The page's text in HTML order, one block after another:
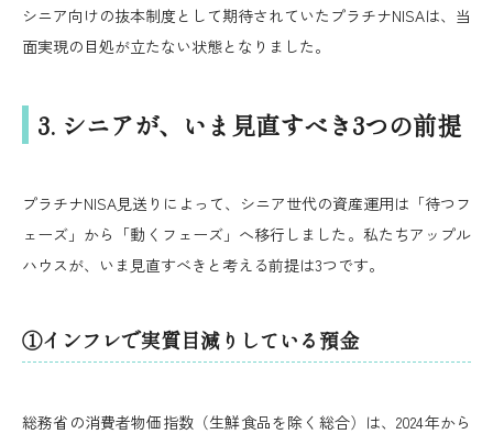
シニア向けの抜本制度として期待されていたプラチナNISAは、当
面実現の目処が立たない状態となりました。
3. シニアが、いま見直すべき3つの前提
プラチナNISA見送りによって、シニア世代の資産運用は「待つフ
ェーズ」から「動くフェーズ」へ移行しました。私たちアップル
ハウスが、いま見直すべきと考える前提は3つです。
①インフレで実質目減りしている預金
総務省の消費者物価指数（生鮮食品を除く総合）は、2024年から